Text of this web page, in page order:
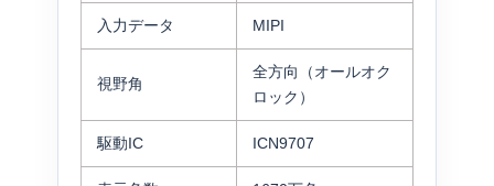
入力データ MIPI
視野角
全方向（オールオク
ロック）
駆動IC ICN9707